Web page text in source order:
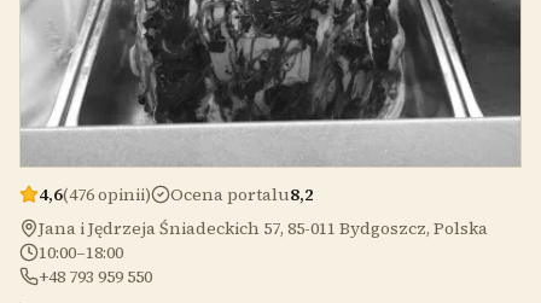
4,6(476 opinii) Ocena portalu8,2
Jana i Jędrzeja Śniadeckich 57, 85-011 Bydgoszcz, Polska
10:00–18:00
+48 793 959 550